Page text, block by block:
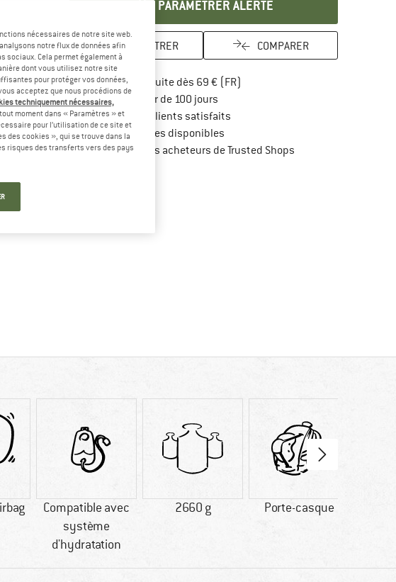
PARAMÉTRER ALERTE
ENREGISTRER COMPARER
Livraison gratuite dès 69 € (FR)
Droit de retour de 100 joursTrouve les informations de
> 4 000 000 clients satisfaits
Tous les articles disponibles
Protection des acheteurs de Trusted ShopsTrouve toutes les
Compatible avec
système
d'hydratation
2660 g Porte-casque
nécessaires de notre site web.
notre flux de données afin
sociaux. Cela permet également à
dont vous utilisez notre site
pour protéger vos données,
acceptez que nous procédions de
techniquement nécessaires,
moment dans « Paramètres » et
pour l’utilisation de ce site et
des cookies », qui se trouve dans la
risques des transferts vers des pays